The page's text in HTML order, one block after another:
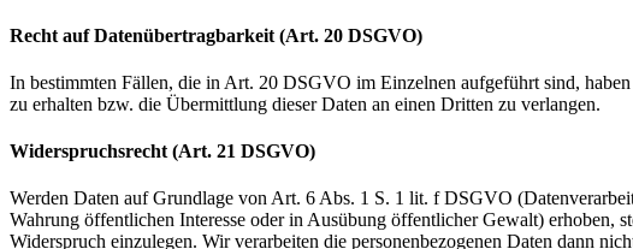
Recht auf Datenübertragbarkeit (Art. 20 DSGVO)
In bestimmten Fällen, die in Art. 20 DSGVO im Einzelnen aufgeführt sind,
zu erhalten bzw. die Übermittlung dieser Daten an einen Dritten zu verlangen.
Widerspruchsrecht (Art. 21 DSGVO)
Werden Daten auf Grundlage von Art. 6 Abs. 1 S. 1 lit. f DSGVO
Wahrung öffentlichen Interesse oder in Ausübung öffentlicher Gewalt) erhoben,
Widerspruch einzulegen. Wir verarbeiten die personenbezogenen Daten dann